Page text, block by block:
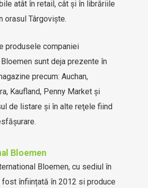
atât în retail, cât și în librăriile
orasul Târgoviște.
produsele companiei
Bloemen sunt deja prezente în
precum: Auchan,
Kaufland, Penny Market și
de listare şi în alte reţele fiind
Bloemen
Bloemen, cu sediul în
fost înființată în 2012 si produce